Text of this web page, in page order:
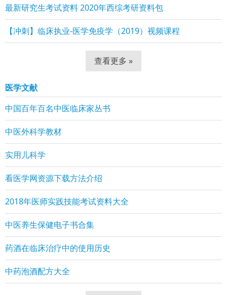
最新研究生考试资料 2020年西综考研资料包
【冲刺】临床执业-医学免疫学（2019）视频课程
查看更多 »
医学文献
中国百年百名中医临床家丛书
中医外科学教材
实用儿科学
看医学网资源下载方法介绍
2018年医师实践技能考试资料大全
中医养生保健电子书合集
药酒在临床治疗中的使用历史
中药泡酒配方大全